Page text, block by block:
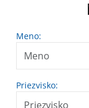
Meno:
Priezvisko: